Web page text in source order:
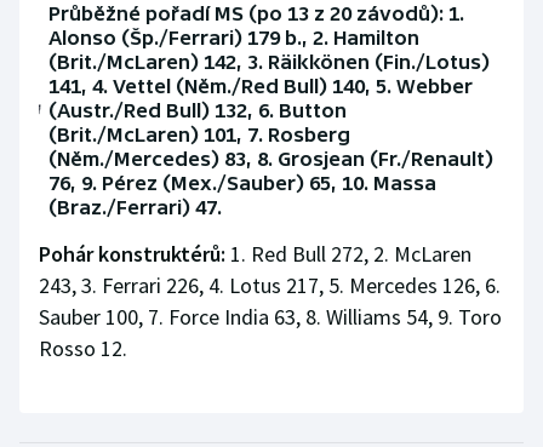
Průběžné pořadí MS (po 13 z 20 závodů): 1.
Alonso (Šp./Ferrari) 179 b., 2. Hamilton
(Brit./McLaren) 142, 3. Räikkönen (Fin./Lotus)
141, 4. Vettel (Něm./Red Bull) 140, 5. Webber
(Austr./Red Bull) 132, 6. Button
(Brit./McLaren) 101, 7. Rosberg
(Něm./Mercedes) 83, 8. Grosjean (Fr./Renault)
76, 9. Pérez (Mex./Sauber) 65, 10. Massa
(Braz./Ferrari) 47.
Pohár konstruktérů: 1. Red Bull 272, 2. McLaren
243, 3. Ferrari 226, 4. Lotus 217, 5. Mercedes 126, 6.
Sauber 100, 7. Force India 63, 8. Williams 54, 9. Toro
Rosso 12.